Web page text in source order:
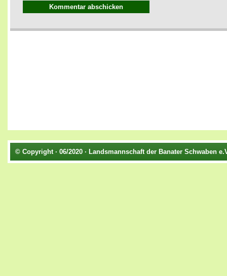
© Copyright · 06/2020 · Landsmannschaft der Banater Schwaben